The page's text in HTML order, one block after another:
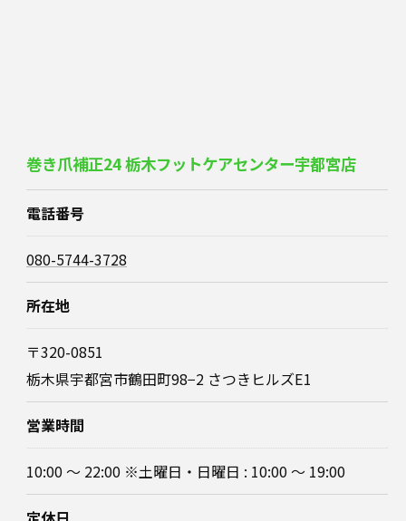
巻き爪補正24 栃木フットケアセンター宇都宮店
電話番号
080-5744-3728
所在地
〒320-0851
栃木県宇都宮市鶴田町98−2 さつきヒルズE1
営業時間
10:00 ～ 22:00 ※土曜日・日曜日 : 10:00 ～ 19:00